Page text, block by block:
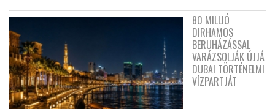
80 MILLIÓ
DIRHAMOS
BERUHÁZÁSSAL
VARÁZSOLJÁK ÚJJÁ
DUBAI TÖRTÉNELMI
VÍZPARTJÁT